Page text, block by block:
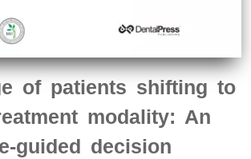
of patients shifting to
modality: An
guided decision